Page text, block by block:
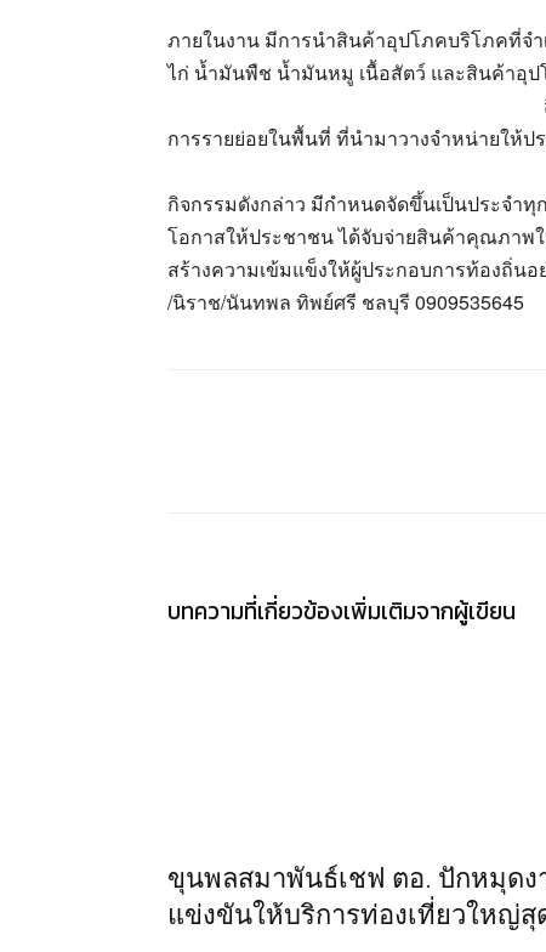
ภายในงาน มีการนำสินค้าอุปโภคบริโภคที่จ
ไก่ น้ำมันพืช น้ำมันหมู เนื้อสัตว์ และสินค้าอุ
การรายย่อยในพื้นที่ ที่นำมาวางจำหน่ายให้ป
กิจกรรมดังกล่าว มีกำหนดจัดขึ้นเป็นประจำ
โอกาสให้ประชาชน ได้จับจ่ายสินค้าคุณภาพ
สร้างความเข้มแข็งให้ผู้ประกอบการท้องถิ่นอ
/นิราช/นันทพล ทิพย์ศรี ชลบุรี 0909535645
บทความที่เกี่ยวข้องเพิ่มเติมจากผู้เขียน
ขุนพลสมาพันธ์เชฟ ตอ. ปักหมุดง
แข่งขันให้บริการท่องเที่ยวใหญ่สุ